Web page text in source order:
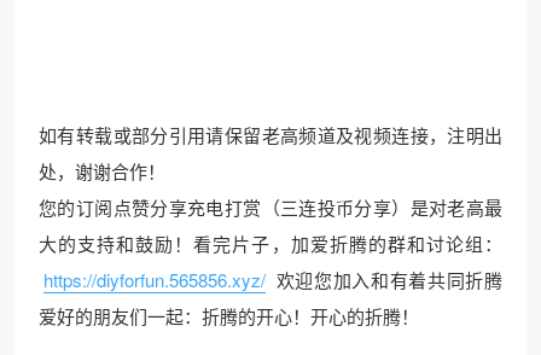
如有转载或部分引用请保留老高频道及视频连接，注明出
处，谢谢合作！
您的订阅点赞分享充电打赏（三连投币分享）是对老高最
大的支持和鼓励！看完片子，加爱折腾的群和讨论组：
https://diyforfun.565856.xyz/ 欢迎您加入和有着共同折腾
爱好的朋友们一起：折腾的开心！开心的折腾！